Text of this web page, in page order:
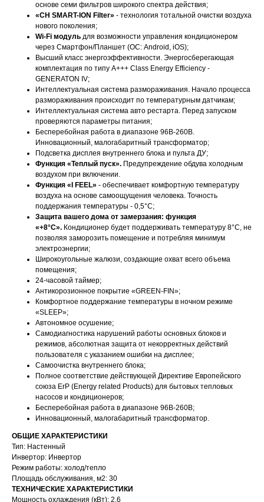
основе семи фильтров широкого спектра действия;
«CH SMART-ION Filter» - технология тотальной очистки воздуха
нового поколения;
Wi-Fi модуль для возможности управления кондиционером
через Смартфон/Планшет (ОС: Android, iOS);
Высший класс энергоэффективности. Энергосберегающая
комплектация по типу А+++ Class Energy Efficiency -
GENERATON IV;
Интеллектуальная система размораживания. Начало процесса
размораживания происходит по температурным датчикам;
Интеллектуальная система авто рестарта. Перед запуском
проверяются параметры питания;
Бесперебойная работа в диапазоне 96В-260В.
Инновационный, малогабаритный трансформатор;
Подсветка дисплея внутреннего блока и пульта ДУ;
Функция «Теплый пуск». Предупреждение обдува холодным
воздухом при включении.
Функция «I FEEL» - обеспечивает комфортную температуру
воздуха на основе самоощущения человека. Точность
поддержания температуры - 0,5°С;
Защита вашего дома от замерзания: функция
«+8°С». Кондиционер будет поддерживать температуру 8°С, не
позволяя заморозить помещение и потребляя минимум
электроэнергии;
Широкоугольные жалюзи, создающие охват всего объема
помещения;
24-часовой таймер;
Антикорозионное покрытие «GREEN-FIN»;
Комфортное поддержание температуры в ночном режиме
«SLEEP»;
Автономное осушение;
Самодиагностика нарушений работы основных блоков и
режимов, абсолютная защита от некорректных действий
пользователя с указанием ошибки на дисплее;
Самоочистка внутреннего блока;
Полное соответствие действующей Директиве Европейского
союза ErP (Energy related Products) для бытовых тепловых
насосов и кондиционеров;
Бесперебойная работа в диапазоне 96В-260В;
Инновационный, малогабаритный трансформатор.
ОБЩИЕ ХАРАКТЕРИСТИКИ
Тип: Настенный
Инвертор: Инвертор
Режим работы: холод/тепло
Площадь обслуживания, м2: 30
ТЕХНИЧЕСКИЕ ХАРАКТЕРИСТИКИ
Мощность охлаждения (кВт): 2.6